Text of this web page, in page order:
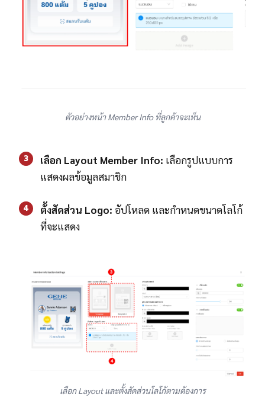
ตัวอย่างหน้า Member Info ที่ลูกค้าจะเห็น
3 เลือก Layout Member Info: เลือกรูปแบบการ
แสดงผลข้อมูลสมาชิก
4 ตั้งสัดส่วน Logo: อัปโหลด และกำหนดขนาดโลโก้
ที่จะแสดง
เลือก Layout และตั้งสัดส่วนโลโก้ตามต้องการ